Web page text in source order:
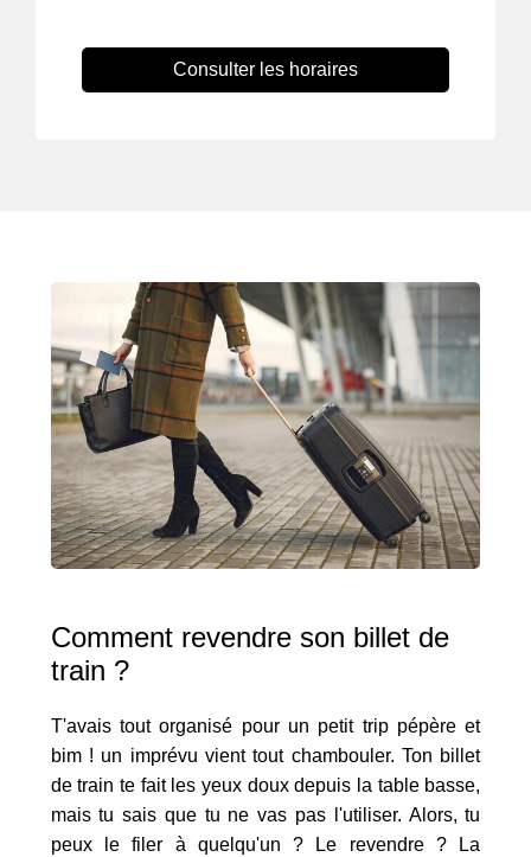
Consulter les horaires
Comment revendre son billet de
train ?
T'avais tout organisé pour un petit trip pépère et
bim ! un imprévu vient tout chambouler. Ton billet
de train te fait les yeux doux depuis la table basse,
mais tu sais que tu ne vas pas l'utiliser. Alors, tu
peux le filer à quelqu'un ? Le revendre ? La